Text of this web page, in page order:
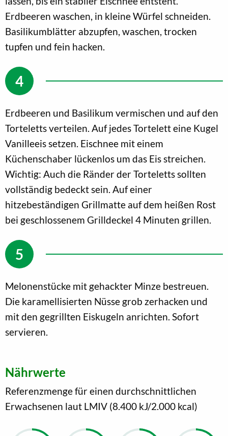
Erdbeeren waschen, in kleine Würfel schneiden.
Basilikumblätter abzupfen, waschen, trocken
tupfen und fein hacken.
Erdbeeren und Basilikum vermischen und auf den
Torteletts verteilen. Auf jedes Tortelett eine Kugel
Vanilleeis setzen. Eischnee mit einem
Küchenschaber lückenlos um das Eis streichen.
Wichtig: Auch die Ränder der Torteletts sollten
vollständig bedeckt sein. Auf einer
hitzebeständigen Grillmatte auf dem heißen Rost
bei geschlossenem Grilldeckel 4 Minuten grillen.
Melonenstücke mit gehackter Minze bestreuen.
Die karamellisierten Nüsse grob zerhacken und
mit den gegrillten Eiskugeln anrichten. Sofort
servieren.
Nährwerte
Referenzmenge für einen durchschnittlichen
Erwachsenen laut LMIV (8.400 kJ/2.000 kcal)